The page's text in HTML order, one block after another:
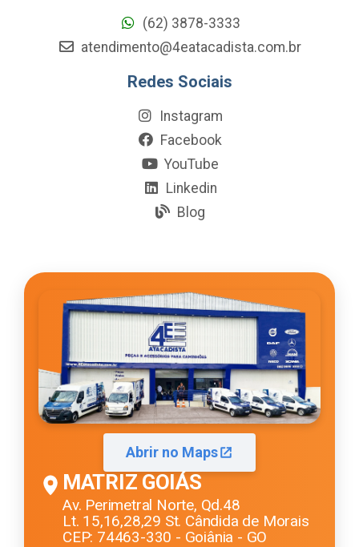
(62) 3878-3333
atendimento@4eatacadista.com.br
Redes Sociais
Instagram
Facebook
YouTube
Linkedin
Blog
Abrir no Maps
MATRIZ GOIÁS
Av. Perimetral Norte, Qd.48
Lt. 15,16,28,29 St. Cândida de Morais
CEP: 74463-330 - Goiânia - GO